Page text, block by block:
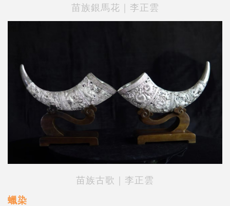
苗族銀馬花｜李正雲
苗族古歌｜李正雲
蠟染